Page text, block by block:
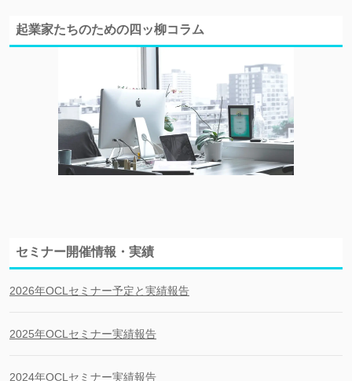
起業家たちのための四ッ柳コラム
セミナー開催情報・実績
2026年OCLセミナー予定と実績報告
2025年OCLセミナー実績報告
2024年OCLセミナー実績報告